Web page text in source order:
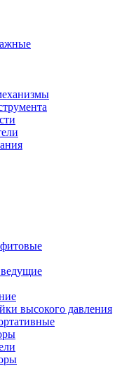
высокого давления